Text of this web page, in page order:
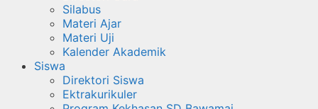
Silabus
Materi Ajar
Materi Uji
Kalender Akademik
Siswa
Direktori Siswa
Ektrakurikuler